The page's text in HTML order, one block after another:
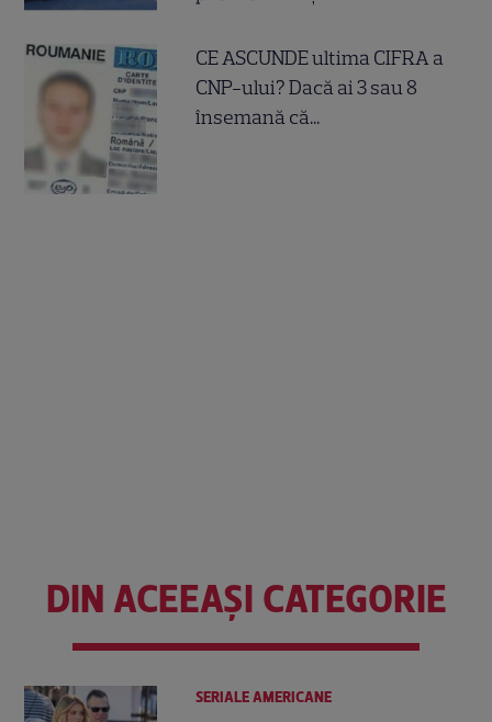
CE ASCUNDE ultima CIFRA a
CNP-ului? Dacă ai 3 sau 8
însemană că...
DIN ACEEAȘI CATEGORIE
SERIALE AMERICANE